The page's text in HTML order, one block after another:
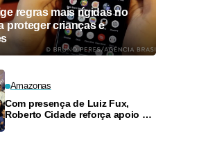
regras mais rígidas no
proteger crianças e
Amazonas
Com presença de Luiz Fux,
Roberto Cidade reforça apoio a